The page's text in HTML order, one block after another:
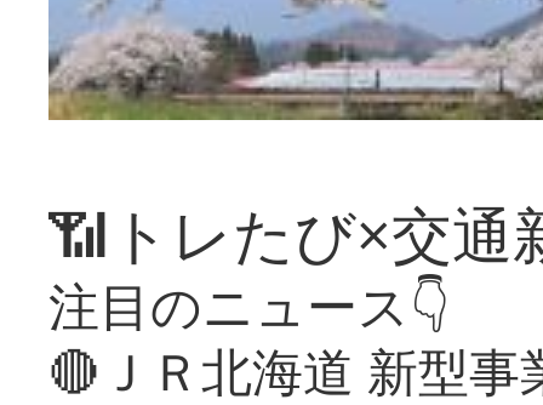
📶トレたび×交通
注目のニュース👇
🔴ＪＲ北海道 新型